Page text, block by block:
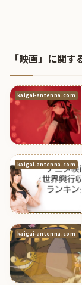
「映画」に関
kaigai-antenna.com
kaigai-antenna.com
kaigai-antenna.com